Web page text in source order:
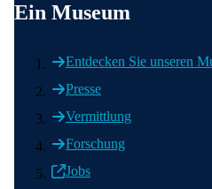
Ein Museum
Entdecken Sie unseren
Presse
Vermittlung
Forschung
Jobs